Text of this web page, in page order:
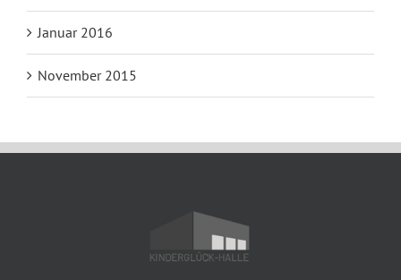
Januar 2016
November 2015